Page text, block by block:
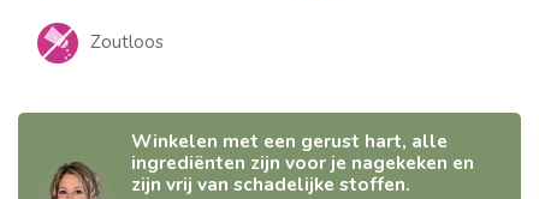
Zoutloos
Winkelen met een gerust hart, alle
ingrediënten zijn voor je nagekeken en
zijn vrij van schadelijke stoffen.